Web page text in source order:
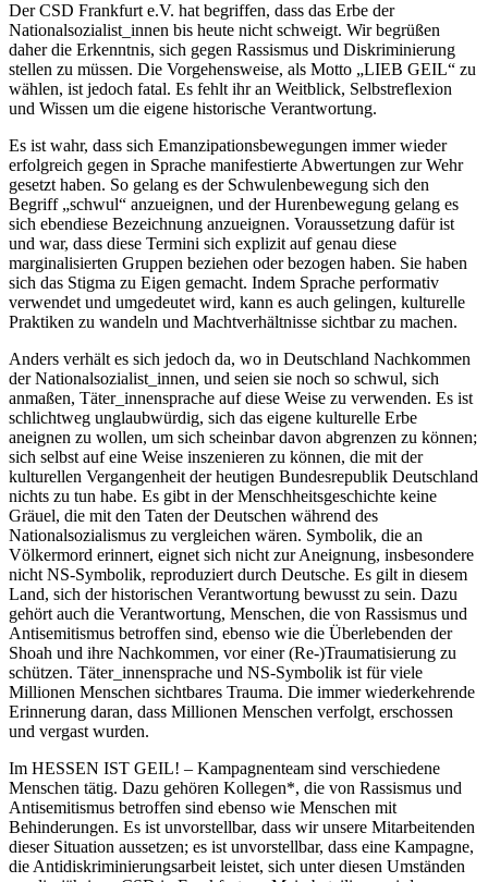
Der CSD Frankfurt e.V. hat begriffen, dass das Erbe der
Nationalsozialist_innen bis heute nicht schweigt. Wir begrüßen
daher die Erkenntnis, sich gegen Rassismus und Diskriminierung
stellen zu müssen. Die Vorgehensweise, als Motto „LIEB GEIL“ zu
wählen, ist jedoch fatal. Es fehlt ihr an Weitblick, Selbstreflexion
und Wissen um die eigene historische Verantwortung.
Es ist wahr, dass sich Emanzipationsbewegungen immer wieder
erfolgreich gegen in Sprache manifestierte Abwertungen zur Wehr
gesetzt haben. So gelang es der Schwulenbewegung sich den
Begriff „schwul“ anzueignen, und der Hurenbewegung gelang es
sich ebendiese Bezeichnung anzueignen. Voraussetzung dafür ist
und war, dass diese Termini sich explizit auf genau diese
marginalisierten Gruppen beziehen oder bezogen haben. Sie haben
sich das Stigma zu Eigen gemacht. Indem Sprache performativ
verwendet und umgedeutet wird, kann es auch gelingen, kulturelle
Praktiken zu wandeln und Machtverhältnisse sichtbar zu machen.
Anders verhält es sich jedoch da, wo in Deutschland Nachkommen
der Nationalsozialist_innen, und seien sie noch so schwul, sich
anmaßen, Täter_innensprache auf diese Weise zu verwenden. Es ist
schlichtweg unglaubwürdig, sich das eigene kulturelle Erbe
aneignen zu wollen, um sich scheinbar davon abgrenzen zu können;
sich selbst auf eine Weise inszenieren zu können, die mit der
kulturellen Vergangenheit der heutigen Bundesrepublik Deutschland
nichts zu tun habe. Es gibt in der Menschheitsgeschichte keine
Gräuel, die mit den Taten der Deutschen während des
Nationalsozialismus zu vergleichen wären. Symbolik, die an
Völkermord erinnert, eignet sich nicht zur Aneignung, insbesondere
nicht NS-Symbolik, reproduziert durch Deutsche. Es gilt in diesem
Land, sich der historischen Verantwortung bewusst zu sein. Dazu
gehört auch die Verantwortung, Menschen, die von Rassismus und
Antisemitismus betroffen sind, ebenso wie die Überlebenden der
Shoah und ihre Nachkommen, vor einer (Re-)Traumatisierung zu
schützen. Täter_innensprache und NS-Symbolik ist für viele
Millionen Menschen sichtbares Trauma. Die immer wiederkehrende
Erinnerung daran, dass Millionen Menschen verfolgt, erschossen
und vergast wurden.
Im HESSEN IST GEIL! – Kampagnenteam sind verschiedene
Menschen tätig. Dazu gehören Kollegen*, die von Rassismus und
Antisemitismus betroffen sind ebenso wie Menschen mit
Behinderungen. Es ist unvorstellbar, dass wir unsere Mitarbeitenden
dieser Situation aussetzen; es ist unvorstellbar, dass eine Kampagne,
die Antidiskriminierungsarbeit leistet, sich unter diesen Umständen